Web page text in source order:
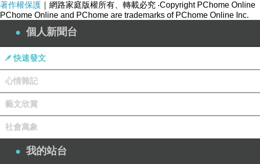
著作權保護 ｜網路家庭版權所有、轉載必究 ‧Copyright PChome Online
PChome Online and PChome are trademarks of PChome Online Inc.
個人新聞台
快速發文
心情雜記
藝文欣賞
社會萬象
我的站台